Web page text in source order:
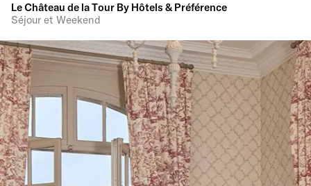
Le Château de la Tour By Hôtels & Préférence
Séjour et Weekend